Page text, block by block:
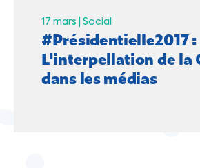
17 mars | Social
#Présidentielle2017 :
L'interpellation de la
dans les médias